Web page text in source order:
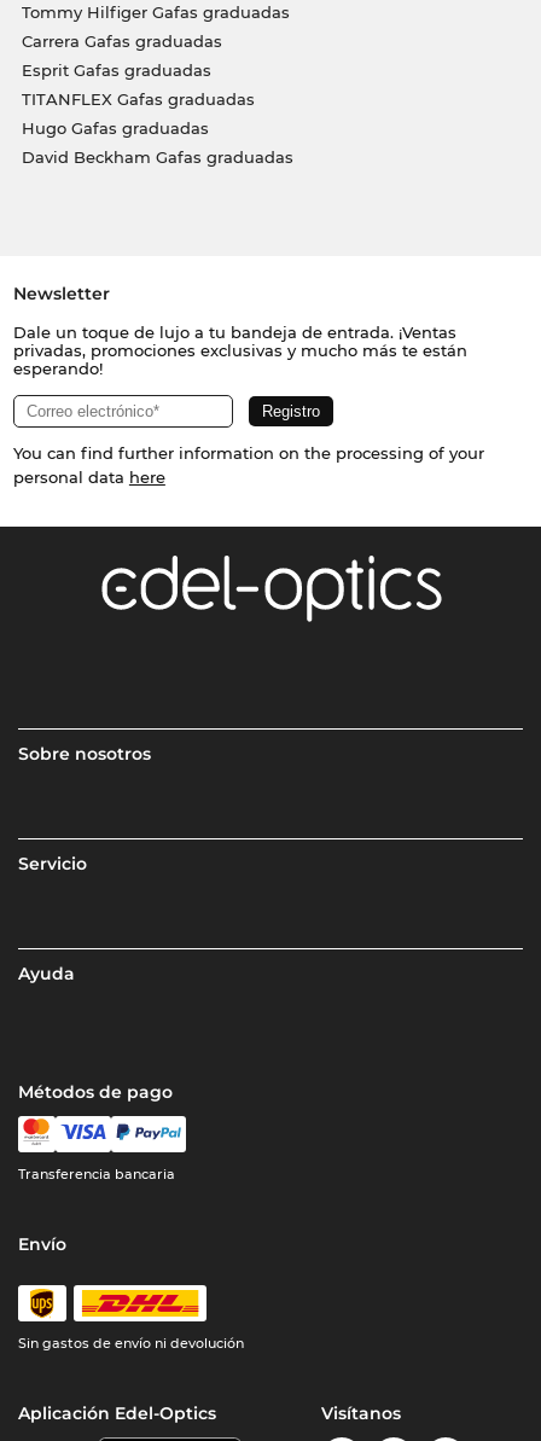
Tommy Hilfiger Gafas graduadas
Carrera Gafas graduadas
Esprit Gafas graduadas
TITANFLEX Gafas graduadas
Hugo Gafas graduadas
David Beckham Gafas graduadas
Newsletter
Dale un toque de lujo a tu bandeja de entrada. ¡Ventas
privadas, promociones exclusivas y mucho más te están
esperando!
You can find further information on the processing of your
personal data here
Sobre nosotros
Servicio
Ayuda
Métodos de pago
Transferencia bancaria
Envío
Sin gastos de envío ni devolución
Aplicación Edel-Optics Visítanos